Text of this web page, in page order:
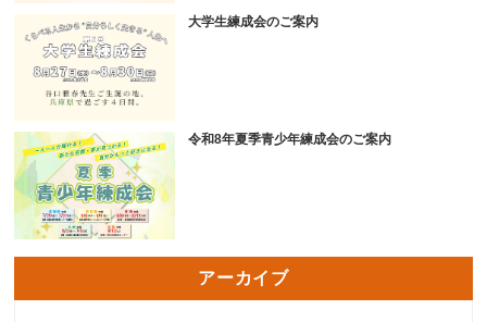
大学生練成会のご案内
令和8年夏季青少年練成会のご案内
アーカイブ